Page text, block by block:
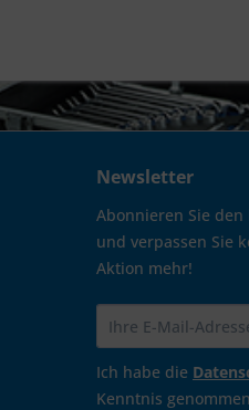
Newsletter
Abonnieren Sie
und verpassen Sie
Aktion mehr!
Ich habe die
Kenntnis